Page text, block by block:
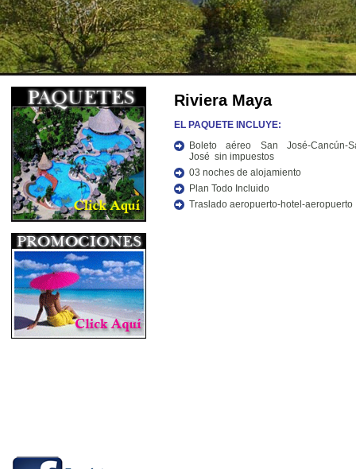
Riviera Maya
EL PAQUETE INCLUYE:
Boleto aéreo San José-Cancún-
José sin impuestos
03 noches de alojamiento
Plan Todo Incluido
Traslado aeropuerto-hotel-aeropuerto